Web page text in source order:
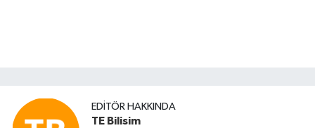
EDITÖR HAKKINDA
TE Bilisim